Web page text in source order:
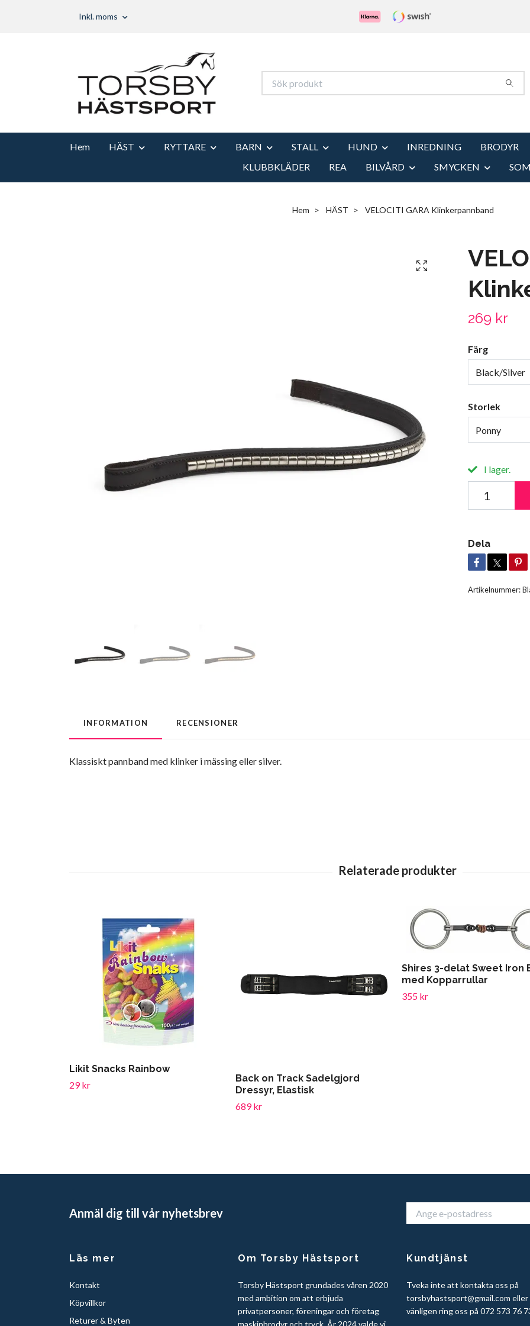
Inkl. moms
Hem HÄST RYTTARE BARN STALL HUND INREDNING BRODYR
KLUBBKLÄDER
REA BILVÅRD SMYCKEN
Hem HÄST VELOCITI GARA Klinkerpannband
269 kr
Färg
Black/Silver
Storlek
Ponny
I lager.
Dela
Artikelnummer:
INFORMATION RECENSIONER
Klassiskt pannband med klinker i mässing eller silver.
Likit Snacks Rainbow
29 kr
Back on Track Sadelgjord
Dressyr, Elastisk
689 kr
Shires 3-delat Sweet Iron
med Kopparrullar
355 kr
Anmäl dig till vår nyhetsbrev
Läs mer
Kontakt
Köpvillkor
Returer & Byten
Om Torsby Hästsport
Torsby Hästsport grundades våren 2020
med ambition om att erbjuda
privatpersoner, föreningar och företag
maskinbrodyr och tryck. År 2024 valde vi
Kundtjänst
Tveka inte att kontakta oss på
torsbyhastsport@gmail.com eller
vänligen ring oss på 072 573 76